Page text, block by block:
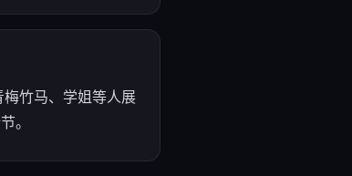
竹马、学姐等人展
。